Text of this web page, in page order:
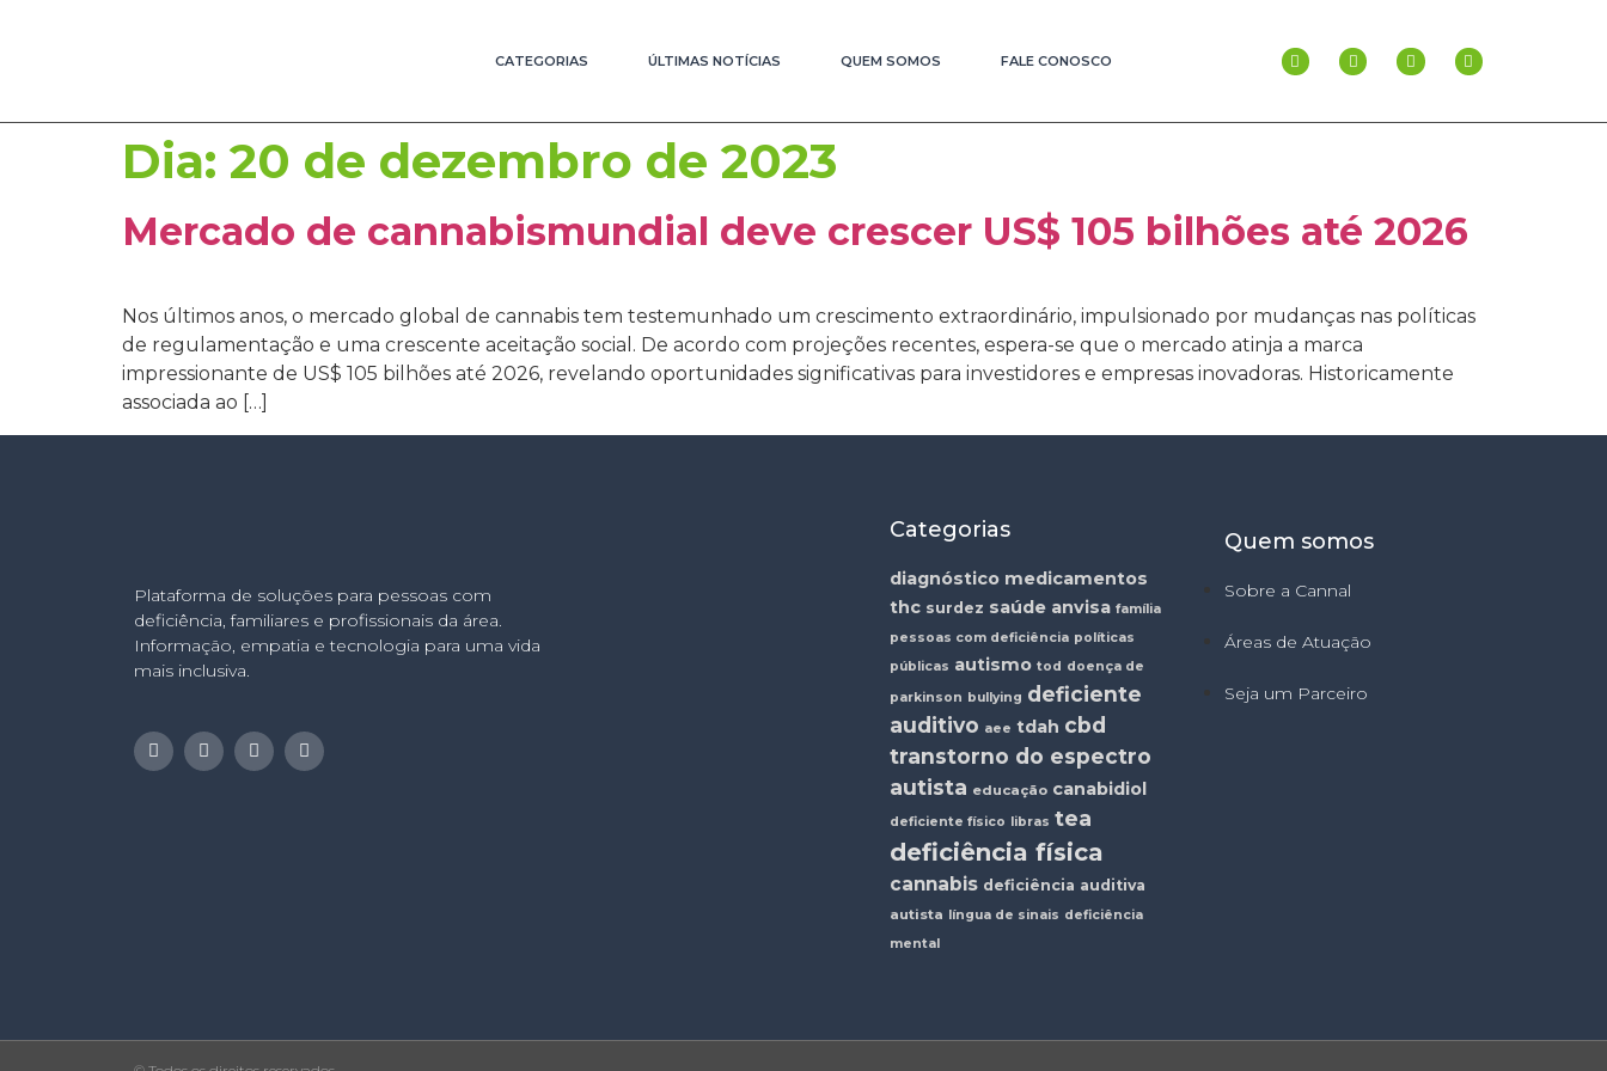
CATEGORIAS ÚLTIMAS NOTÍCIAS QUEM SOMOS FALE CONOSCO
Dia: 20 de dezembro de 2023
Mercado de cannabismundial deve crescer US$ 105 bilhões até 2026
Nos últimos anos, o mercado global de cannabis tem testemunhado um crescimento extraordinário, impulsionado por mudanças nas políticas
de regulamentação e uma crescente aceitação social. De acordo com projeções recentes, espera-se que o mercado atinja a marca
impressionante de US$ 105 bilhões até 2026, revelando oportunidades significativas para investidores e empresas inovadoras. Historicamente
associada ao […]
Plataforma de soluções para pessoas com
deficiência, familiares e profissionais da área.
Informação, empatia e tecnologia para uma vida
mais inclusiva.
Categorias
diagnóstico medicamentos
thc surdez saúde anvisa família
pessoas com deficiência políticas
públicas autismo tod doença de
parkinson bullying deficiente
auditivo aee tdah cbd
transtorno do espectro
autista educação canabidiol
deficiente físico libras tea
deficiência física
cannabis deficiência auditiva
autista língua de sinais deficiência
mental
Quem somos
Sobre a Cannal
Áreas de Atuação
Seja um Parceiro